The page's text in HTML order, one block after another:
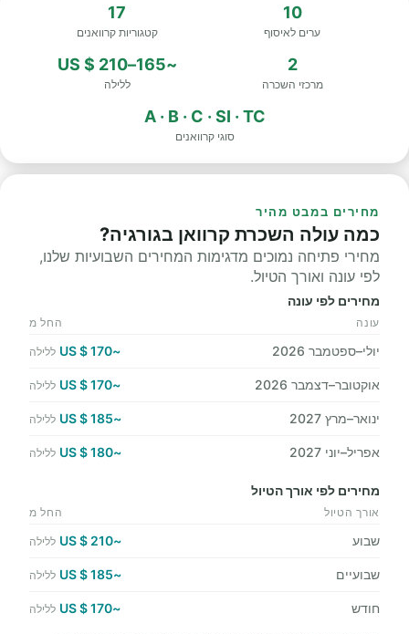
10
ערים לאיסוף
17
קטגוריות קרוואנים
2
מרכזי השכרה
~165–210 $ US
ללילה
A · B · C · SI · TC
סוגי קרוואנים
מחירים במבט מהיר
כמה עולה השכרת קרוואן בגורגיה?
מחירי פתיחה נמוכים מדגימות המחירים השבועיות שלנו,
לפי עונה ואורך הטיול.
מחירים לפי עונה
עונה החל מ
יולי–ספטמבר 2026 ~170 $ US ללילה
אוקטובר–דצמבר 2026 ~170 $ US ללילה
ינואר–מרץ 2027 ~185 $ US ללילה
אפריל–יוני 2027 ~180 $ US ללילה
מחירים לפי אורך הטיול
אורך הטיול החל מ
שבוע ~210 $ US ללילה
שבועיים ~185 $ US ללילה
חודש ~170 $ US ללילה